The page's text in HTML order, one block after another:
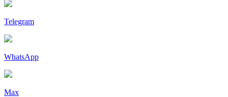
Telegram
WhatsApp
Max